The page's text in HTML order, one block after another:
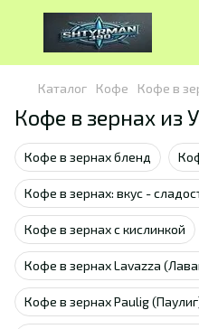
Каталог Кофе Кофе в
Кофе в зернах из
Кофе в зернах бленд
Кофе в зернах: вкус -
Кофе в зернах с кислинкой
Кофе в зернах Lavazza
Кофе в зернах Paulig